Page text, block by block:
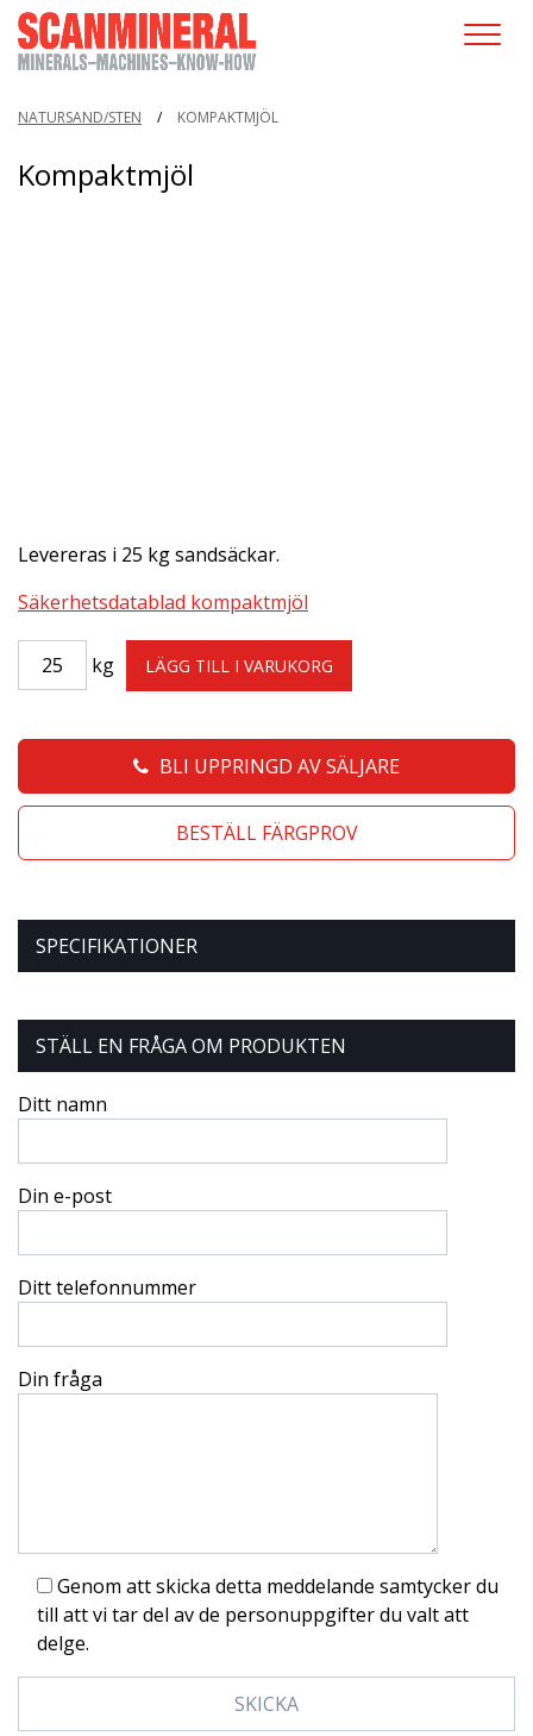
NATURSAND/STEN / KOMPAKTMJÖL
Kompaktmjöl
Levereras i 25 kg sandsäckar.
Säkerhetsdatablad kompaktmjöl
kg LÄGG TILL I VARUKORG
BLI UPPRINGD AV SÄLJARE
BESTÄLL FÄRGPROV
SPECIFIKATIONER
STÄLL EN FRÅGA OM PRODUKTEN
Ditt namn
Din e-post
Ditt telefonnummer
Din fråga
Genom att skicka detta meddelande samtycker du
till att vi tar del av de personuppgifter du valt att
delge.